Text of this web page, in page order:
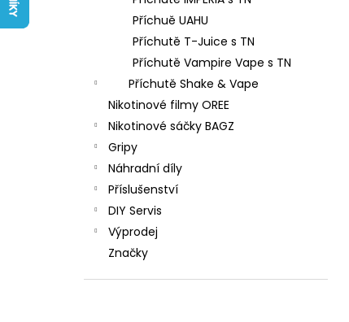
Příchuě UAHU
Příchutě T-Juice s TN
Příchutě Vampire Vape s TN
Příchutě Shake & Vape
Nikotinové filmy OREE
Nikotinové sáčky BAGZ
Gripy
Náhradní díly
Příslušenství
DIY Servis
Výprodej
Značky
LIQUID ARAMAX 4PACK CIGAR
TOBACCO 4X10ML-18MG
558 Kč